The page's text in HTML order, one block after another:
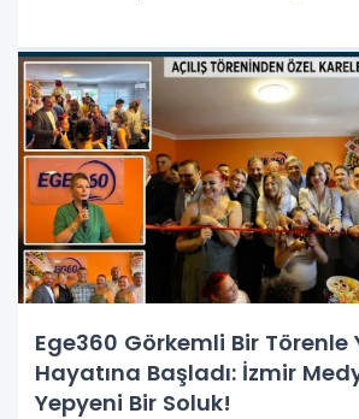
Ege360 Görkemli Bir Törenle
Hayatına Başladı: İzmir
Yepyeni Bir Soluk!